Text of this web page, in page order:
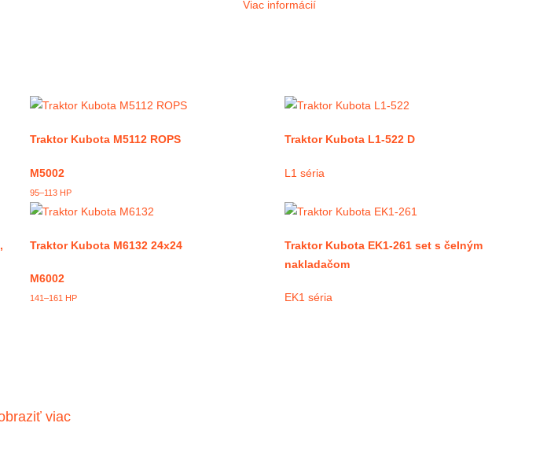
Viac informácií
Traktor Kubota M5112 ROPS
M5002
95–113 HP
Traktor Kubota L1-522 D
L1 séria
Traktor Kubota M6132 24x24
M6002
141–161 HP
Traktor Kubota EK1-261 set s čelným
nakladačom
EK1 séria
viac